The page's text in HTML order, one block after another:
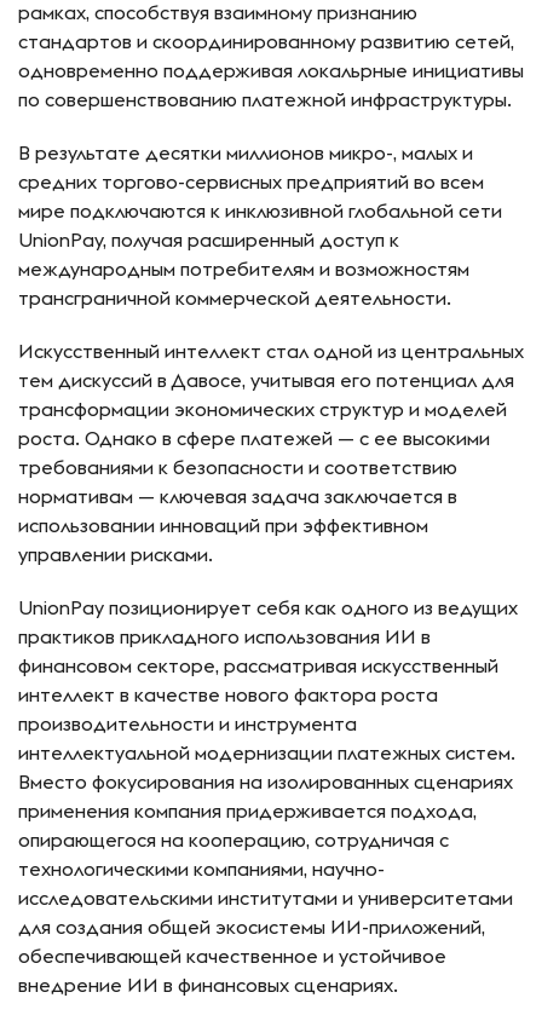
рамках, способствуя взаимному признанию
стандартов и скоординированному развитию сетей,
одновременно поддерживая локальрные инициативы
по совершенствованию платежной инфраструктуры.
В результате десятки миллионов микро-, малых и
средних торгово-сервисных предприятий во всем
мире подключаются к инклюзивной глобальной сети
UnionPay, получая расширенный доступ к
международным потребителям и возможностям
трансграничной коммерческой деятельности.
Искусственный интеллект стал одной из центральных
тем дискуссий в Давосе, учитывая его потенциал для
трансформации экономических структур и моделей
роста. Однако в сфере платежей — с ее высокими
требованиями к безопасности и соответствию
нормативам — ключевая задача заключается в
использовании инноваций при эффективном
управлении рисками.
UnionPay позиционирует себя как одного из ведущих
практиков прикладного использования ИИ в
финансовом секторе, рассматривая искусственный
интеллект в качестве нового фактора роста
производительности и инструмента
интеллектуальной модернизации платежных систем.
Вместо фокусирования на изолированных сценариях
применения компания придерживается подхода,
опирающегося на кооперацию, сотрудничая с
технологическими компаниями, научно-
исследовательскими институтами и университетами
для создания общей экосистемы ИИ-приложений,
обеспечивающей качественное и устойчивое
внедрение ИИ в финансовых сценариях.